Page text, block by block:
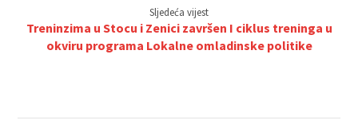
Sljedeća vijest
Treninzima u Stocu i Zenici završen I ciklus treninga u
okviru programa Lokalne omladinske politike